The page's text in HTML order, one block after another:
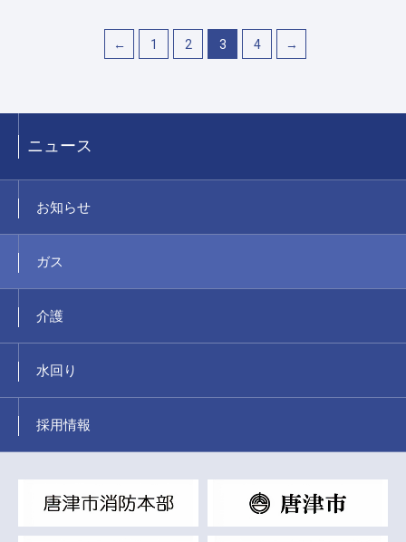
← 1 2 3 4 →
ニュース
お知らせ
ガス
介護
水回り
採用情報